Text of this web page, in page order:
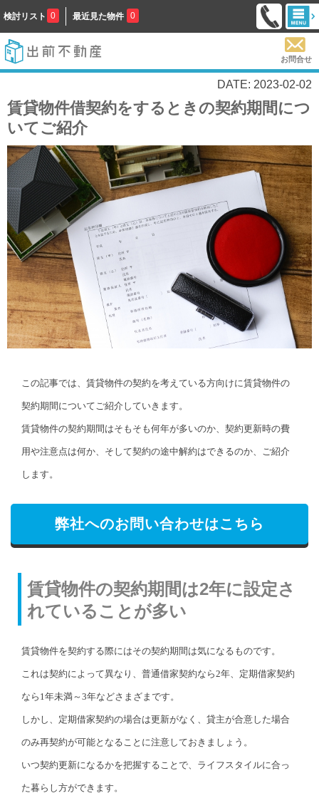
検討リスト 0 最近見た物件 0
お問合せ
DATE: 2023-02-02
賃貸物件借契約をするときの契約期間につ
いてご紹介
この記事では、賃貸物件の契約を考えている方向けに賃貸物件の
契約期間についてご紹介していきます。
賃貸物件の契約期間はそもそも何年が多いのか、契約更新時の費
用や注意点は何か、そして契約の途中解約はできるのか、ご紹介
します。
弊社へのお問い合わせはこちら
賃貸物件の契約期間は2年に設定さ
れていることが多い
賃貸物件を契約する際にはその契約期間は気になるものです。
これは契約によって異なり、普通借家契約なら2年、定期借家契約
なら1年未満～3年などさまざまです。
しかし、定期借家契約の場合は更新がなく、貸主が合意した場合
のみ再契約が可能となることに注意しておきましょう。
いつ契約更新になるかを把握することで、ライフスタイルに合っ
た暮らし方ができます。